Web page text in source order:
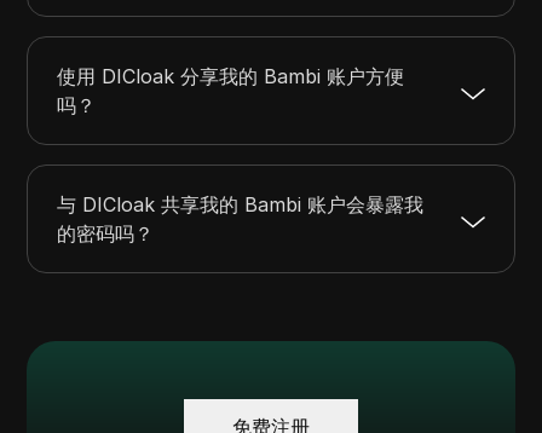
使用 DICloak 分享我的 Bambi 账户方便
吗？
与 DICloak 共享我的 Bambi 账户会暴露我
的密码吗？
免费注册